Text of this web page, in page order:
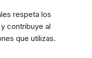
respeta los
contribuye al
que utilizas.